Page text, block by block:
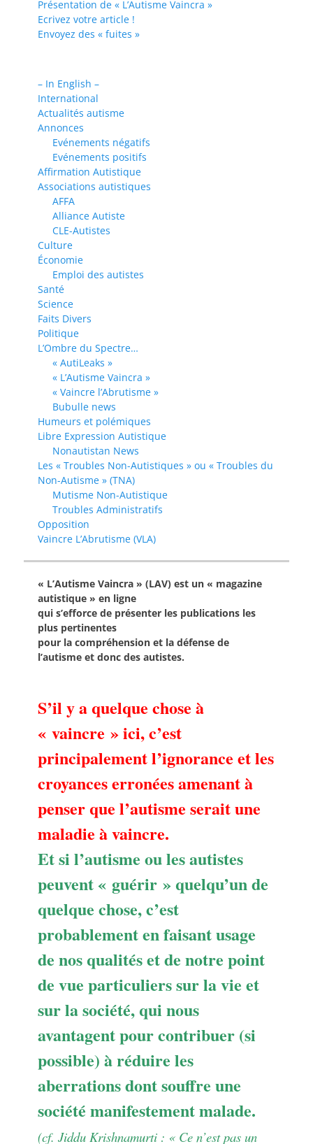
Présentation de « L’Autisme Vaincra »
Ecrivez votre article !
Envoyez des « fuites »
– In English –
International
Actualités autisme
Annonces
Evénements négatifs
Evénements positifs
Affirmation Autistique
Associations autistiques
AFFA
Alliance Autiste
CLE-Autistes
Culture
Économie
Emploi des autistes
Santé
Science
Faits Divers
Politique
L’Ombre du Spectre…
« AutiLeaks »
« L’Autisme Vaincra »
« Vaincre l’Abrutisme »
Bubulle news
Humeurs et polémiques
Libre Expression Autistique
Nonautistan News
Les « Troubles Non-Autistiques » ou « Troubles du
Non-Autisme » (TNA)
Mutisme Non-Autistique
Troubles Administratifs
Opposition
Vaincre L’Abrutisme (VLA)
« L’Autisme Vaincra » (LAV) est un « magazine
autistique » en ligne
qui s’efforce de présenter les publications les
plus pertinentes
pour la compréhension et la défense de
l’autisme et donc des autistes.
S’il y a quelque chose à
« vaincre » ici, c’est
principalement l’ignorance et les
croyances erronées amenant à
penser que l’autisme serait une
maladie à vaincre.
Et si l’autisme ou les autistes
peuvent « guérir » quelqu’un de
quelque chose, c’est
probablement en faisant usage
de nos qualités et de notre point
de vue particuliers sur la vie et
sur la société, qui nous
avantagent pour contribuer (si
possible) à réduire les
aberrations dont souffre une
société manifestement malade.
(cf. Jiddu Krishnamurti : « Ce n’est pas un